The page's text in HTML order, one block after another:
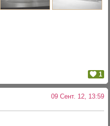
1
09 Сент. 12, 13:59